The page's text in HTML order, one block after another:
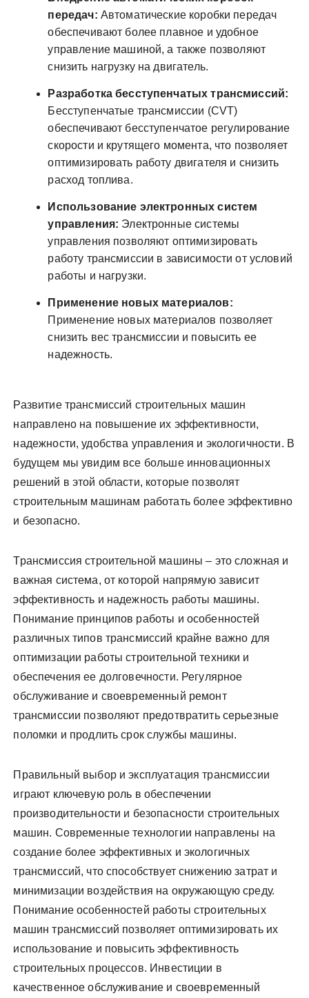
передач: Автоматические коробки передач
обеспечивают более плавное и удобное
управление машиной, а также позволяют
снизить нагрузку на двигатель.
Разработка бесступенчатых трансмиссий:
Бесступенчатые трансмиссии (CVT)
обеспечивают бесступенчатое регулирование
скорости и крутящего момента, что позволяет
оптимизировать работу двигателя и снизить
расход топлива.
Использование электронных систем
управления: Электронные системы
управления позволяют оптимизировать
работу трансмиссии в зависимости от условий
работы и нагрузки.
Применение новых материалов:
Применение новых материалов позволяет
снизить вес трансмиссии и повысить ее
надежность.
Развитие трансмиссий строительных машин
направлено на повышение их эффективности,
надежности, удобства управления и экологичности. В
будущем мы увидим все больше инновационных
решений в этой области, которые позволят
строительным машинам работать более эффективно
и безопасно.
Трансмиссия строительной машины – это сложная и
важная система, от которой напрямую зависит
эффективность и надежность работы машины.
Понимание принципов работы и особенностей
различных типов трансмиссий крайне важно для
оптимизации работы строительной техники и
обеспечения ее долговечности. Регулярное
обслуживание и своевременный ремонт
трансмиссии позволяют предотвратить серьезные
поломки и продлить срок службы машины.
Правильный выбор и эксплуатация трансмиссии
играют ключевую роль в обеспечении
производительности и безопасности строительных
машин. Современные технологии направлены на
создание более эффективных и экологичных
трансмиссий, что способствует снижению затрат и
минимизации воздействия на окружающую среду.
Понимание особенностей работы строительных
машин трансмиссий позволяет оптимизировать их
использование и повысить эффективность
строительных процессов. Инвестиции в
качественное обслуживание и своевременный